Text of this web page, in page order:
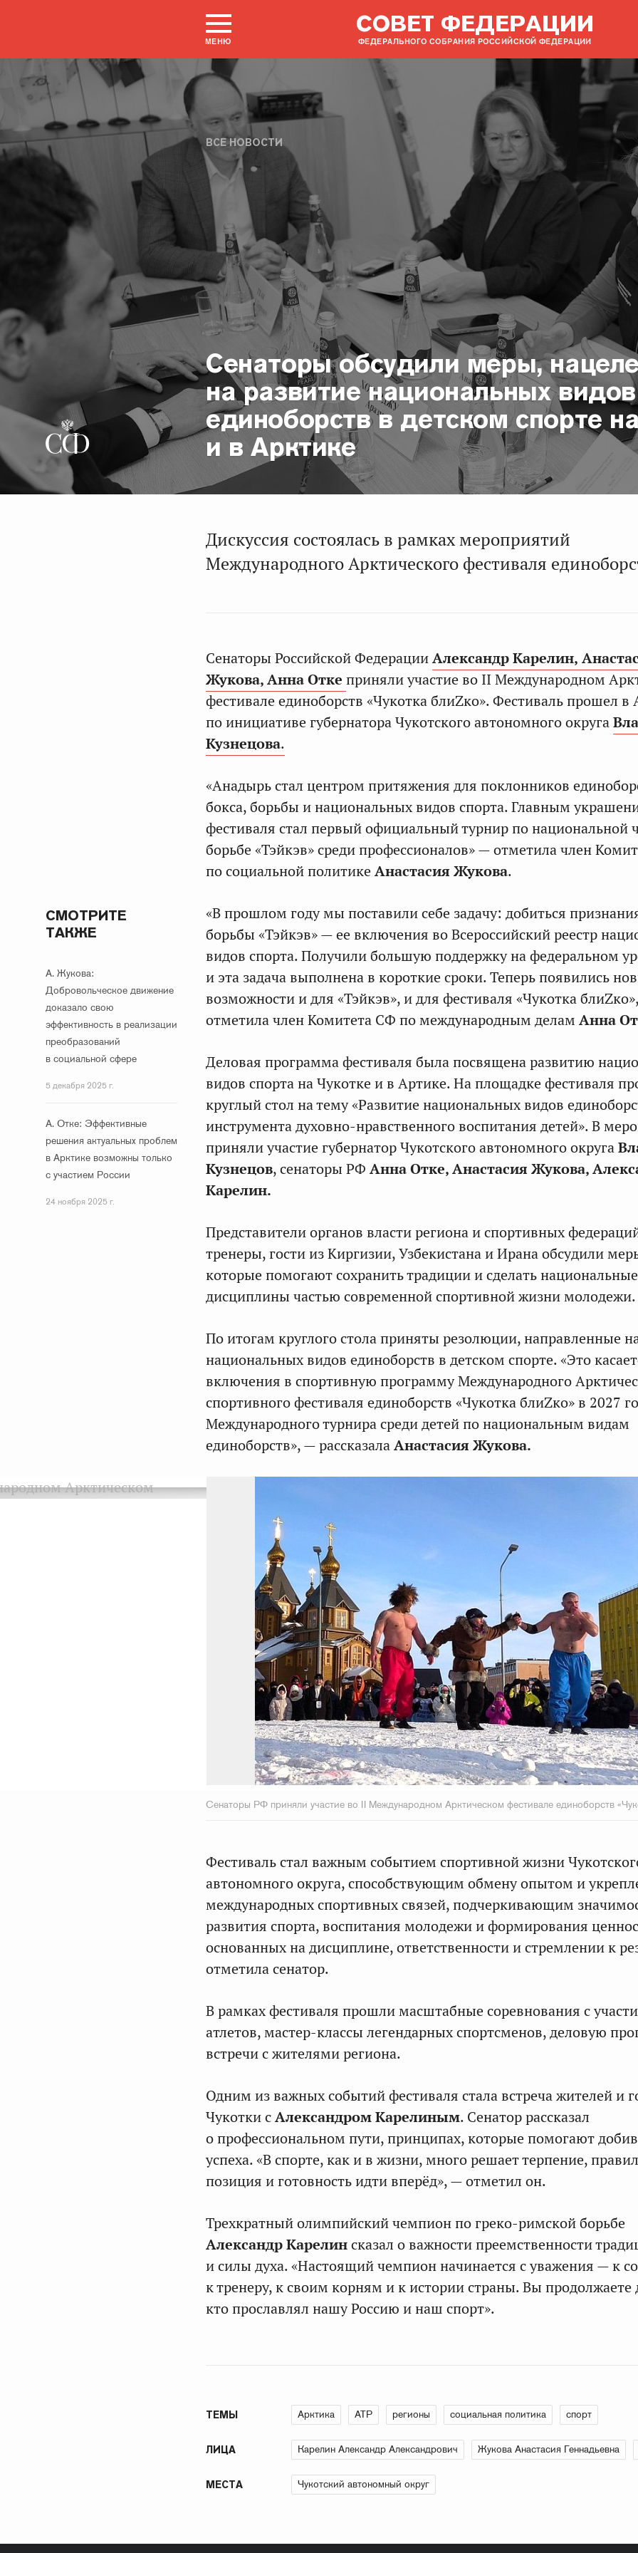
МЕНЮ
СОВЕТ ФЕДЕРАЦИИ
ФЕДЕРАЛЬНОГО СОБРАНИЯ РОССИЙСКОЙ ФЕДЕРАЦИИ
ВСЕ НОВОСТИ
Сенаторы обсудили меры,
на развитие национальных видов
единоборств в детском спорте
и в Арктике
Дискуссия состоялась в рамках мероприятий
Международного Арктического фестиваля
Сенаторы Российской ФедерацииАлександр Карелин,
Жукова,Анна Отке приняли участие во II Международном
фестивале единоборств «Чукотка блиZко». Фестиваль прошел в
по инициативе губернатора Чукотского автономного округа
Кузнецова.
«Анадырь стал центром притяжения для поклонников
бокса, борьбы и национальных видов спорта. Главным
фестиваля стал первый официальный турнир по национальной
борьбе «Тэйкэв» среди профессионалов» — отметила член
по социальной политике Анастасия Жукова.
СМОТРИТЕ
ТАКЖЕ
А. Жукова:
Добровольческое движение
доказало свою
эффективность в реализации
преобразований
в социальной сфере
5 декабря 2025 г.
А. Отке: Эффективные
решения актуальных проблем
в Арктике возможны только
с участием России
24 ноября 2025 г.
«В прошлом году мы поставили себе задачу: добиться
борьбы «Тэйкэв» — ее включения во Всероссийский реестр
видов спорта. Получили большую поддержку на федеральном
и эта задача выполнена в короткие сроки. Теперь появились
возможности и для «Тэйкэв», и для фестиваля «Чукотка
отметила член Комитета СФ по международным делам Анна
Деловая программа фестиваля была посвящена развитию
видов спорта на Чукотке и в Артике. На площадке фестиваля
круглый стол на тему «Развитие национальных видов
инструмента духовно-нравственного воспитания детей». В
приняли участие губернатор Чукотского автономного округа
Кузнецов, сенаторы РФ Анна Отке, Анастасия Жукова,
Карелин.
Представители органов власти региона и спортивных
тренеры, гости из Киргизии, Узбекистана и Ирана обсудили
которые помогают сохранить традиции и сделать национальные
дисциплины частью современной спортивной жизни молодежи.
По итогам круглого стола приняты резолюции, направленные
национальных видов единоборств в детском спорте. «Это
включения в спортивную программу Международного
спортивного фестиваля единоборств «Чукотка блиZко» в 2027
Международного турнира среди детей по национальным видам
единоборств», — рассказалаАнастасия Жукова.
Сенаторы РФ приняли участие во II Международном Арктическом фестивале единоборств
Фестиваль стал важным событием спортивной жизни
автономного округа, способствующим обмену опытом и
международных спортивных связей, подчеркивающим
развития спорта, воспитания молодежи и формирования
основанных на дисциплине, ответственности и стремлении к
отметила сенатор.
В рамках фестиваля прошли масштабные соревнования с
атлетов, мастер-классы легендарных спортсменов, деловую
встречи с жителями региона.
Одним из важных событий фестиваля стала встреча жителей и
Чукотки сАлександром Карелиным. Сенаторрассказал
о профессиональном пути, принципах, которые помогают
успеха. «В спорте, как и в жизни, много решает терпение,
позиция и готовность идти вперёд», — отметил он.
Трехкратный олимпийский чемпион по греко-римской борьбе
Александр Карелинсказал о важности преемственности
и силы духа. «Настоящий чемпион начинается с уважения — к
к тренеру, к своим корням и к истории страны. Вы продолжаете
кто прославлял нашу Россию и наш спорт».
ТЕМЫ Арктика АТР регионы социальная политика спорт
ЛИЦА Карелин Александр Александрович Жукова Анастасия Геннадьевна
МЕСТА Чукотский автономный округ